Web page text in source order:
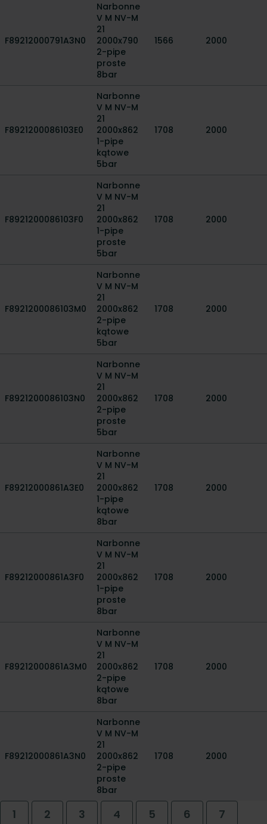
F89212000791A3N0
Narbonne
V M NV-M
21
2000x790
2-pipe
proste
8bar
1566 2000
F8921200086103E0
Narbonne
V M NV-M
21
2000x862
1-pipe
kątowe
5bar
1708 2000
F8921200086103F0
Narbonne
V M NV-M
21
2000x862
1-pipe
proste
5bar
1708 2000
F8921200086103M0
Narbonne
V M NV-M
21
2000x862
2-pipe
kątowe
5bar
1708 2000
F8921200086103N0
Narbonne
V M NV-M
21
2000x862
2-pipe
proste
5bar
1708 2000
F89212000861A3E0
Narbonne
V M NV-M
21
2000x862
1-pipe
kątowe
8bar
1708 2000
F89212000861A3F0
Narbonne
V M NV-M
21
2000x862
1-pipe
proste
8bar
1708 2000
F89212000861A3M0
Narbonne
V M NV-M
21
2000x862
2-pipe
kątowe
8bar
1708 2000
F89212000861A3N0
Narbonne
V M NV-M
21
2000x862
2-pipe
proste
8bar
1708 2000
1 2 3 4 5 6
7